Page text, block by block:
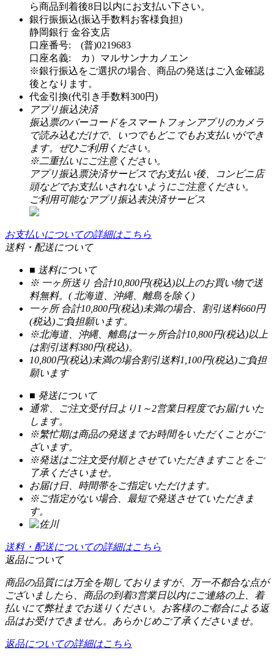
ら商品到着後8日以内にお支払い下さい。
銀行振振込(振込手数料お客様負担)
静岡銀行 金谷支店
口座番号: (普)0219683
口座名義: カ）マルサンナカノエン
※銀行振込をご選択の場合、商品の発送はご入金確認
後となります。
代金引換(代引き手数料300円)
アプリ振込決済
振込票のバーコードをスマートフォンアプリのカメラ
で読み込むだけで、いつでもどこでもお支払いができ
ます。ぜひご利用ください。
※二重払いにご注意ください。
アプリ振込票決済サービスでお支払い後、コンビニ店
頭などでお支払いされないようにご注意ください。
ご利用可能なアプリ振込表決済サービス
お支払いについての詳細はこちら
送料・配送について
■ 送料について
※ 一ヶ所送り 合計10,800円(税込)以上のお買い物で送
料無料。( 北海道、沖縄、離島を除く)
一ヶ所 合計10,800円(税込)未満の場合、割引送料660円
(税込)ご負担願います。
※北海道、沖縄、離島は一ヶ所合計10,800円(税込)以上
は割引送料380円(税込)。
10,800円(税込)未満の場合割引送料1,100円(税込)ご負担
願います
■ 発送について
通常、ご注文受付日より1～2営業日程度でお届けいた
します。
※繁忙期は商品の発送までお時間をいただくことがご
ざいます。
※発送はご注文受付順とさせていただきますことをご
了承くださいませ。
お届け日、時間帯をご指定いただけます。
※ご指定がない場合、最短で発送させていただきま
す。
送料・配送についての詳細はこちら
返品について
商品の品質には万全を期しておりますが、万一不都合な点が
ございましたら、商品の到着3営業日以内にご連絡の上、着
払いにて弊社までお送りください。お客様のご都合による返
品はお受けできません。あらかじめご了承くださいませ。
返品についての詳細はこちら